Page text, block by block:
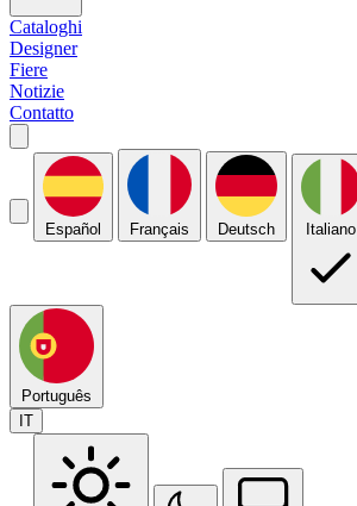
Cataloghi
Designer
Fiere
Notizie
Contatto
Español Français Deutsch Italiano
Português
IT